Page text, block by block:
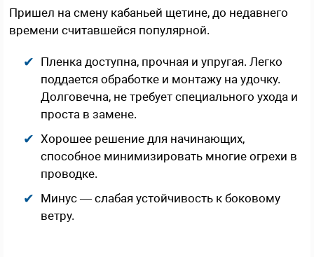
Пришел на смену кабаньей щетине, до недавнего
времени считавшейся популярной.
Пленка доступна, прочная и упругая. Легко
поддается обработке и монтажу на удочку.
Долговечна, не требует специального ухода и
проста в замене.
Хорошее решение для начинающих,
способное минимизировать многие огрехи в
проводке.
Минус — слабая устойчивость к боковому
ветру.